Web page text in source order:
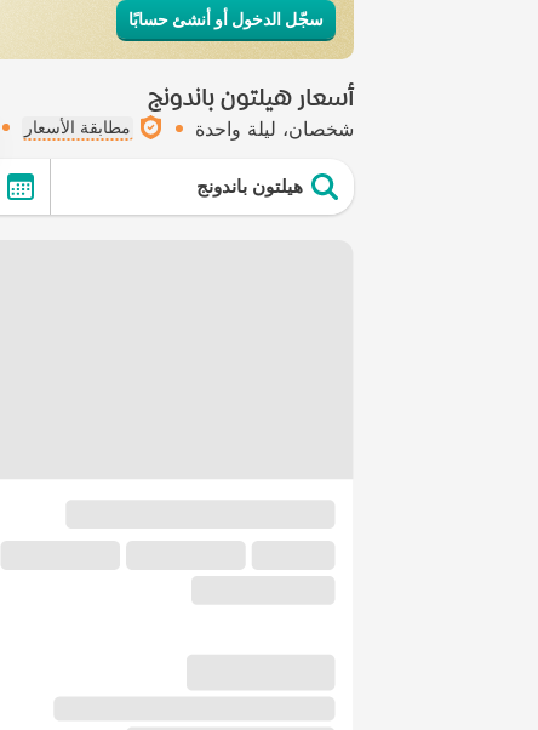
سجّل الدخول أو أنشئ حسابًا
أسعار هيلتون باندونج
شخصان ليلة واحدة مطابقة الأسعار
هيلتون باندونج